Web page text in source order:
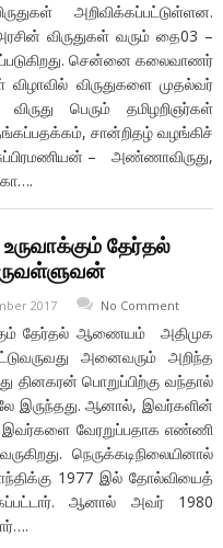
அறிவிக்கப்பட்டுள்ளன.
விருதுகள் வரும் தை03 –
சென்னை கலைவாணர்
விருதுகளை முதல்வர்
பெரும் தமிழறிஞர்கள்
சான்றிதழ் வழங்கிச்
– அண்ணாவிருது,
தேர்தல்
2017 No Comment
தேர்தல் ஆணையம் அதிமுக
அனைவரும் அறிந்த
பொறுப்பிற்கு வந்தால்
இருந்தது. ஆனால், இவர்களின்
வேரறுப்பதாக எண்ணி
நெருக்கடிநிலையினால்
1977 இல் தோல்வியைத்
ஆனால் அவர் 1980